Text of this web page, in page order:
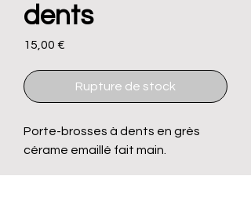
dents
15,00 €
Rupture de stock
Porte-brosses à dents en grès
cérame emaillé fait main.